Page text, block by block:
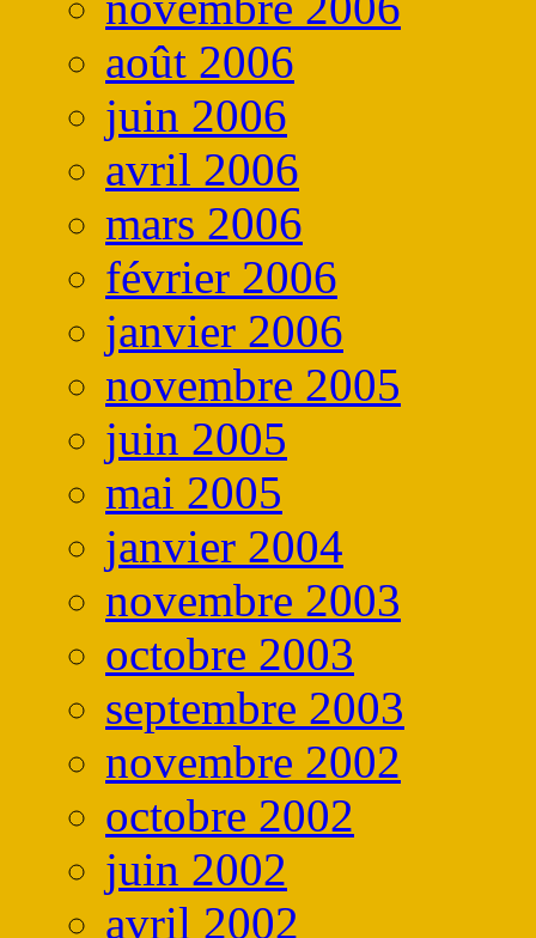
août 2006
juin 2006
avril 2006
mars 2006
février 2006
janvier 2006
novembre 2005
juin 2005
mai 2005
janvier 2004
novembre 2003
octobre 2003
septembre 2003
novembre 2002
octobre 2002
juin 2002
avril 2002